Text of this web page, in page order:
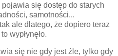
się dostęp do starych
samotności...
ale dlatego, że dopiero teraz
wypłynęło.
się nie gdy jest źle, tylko gdy